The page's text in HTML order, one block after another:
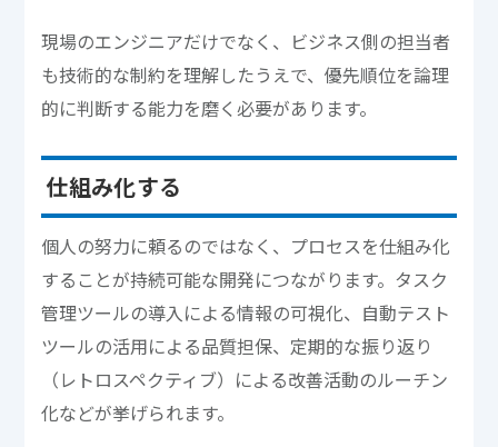
現場のエンジニアだけでなく、ビジネス側の担当者
も技術的な制約を理解したうえで、優先順位を論理
的に判断する能力を磨く必要があります。
仕組み化する
個人の努力に頼るのではなく、プロセスを仕組み化
することが持続可能な開発につながります。タスク
管理ツールの導入による情報の可視化、自動テスト
ツールの活用による品質担保、定期的な振り返り
（レトロスペクティブ）による改善活動のルーチン
化などが挙げられます。